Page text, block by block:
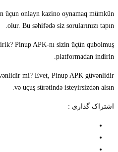
üçun onlayn kazino oynamaq mümkün
olur. Bu səhifədə siz sorularınızı tapın.
Pinup APK-nı sizin üçün qubolmuş
platformadan indirin.
mi? Evet, Pinup APK güvənlidir
və uçuş sürətində isteyirsizdən alsın.
اشتراک گذاری :